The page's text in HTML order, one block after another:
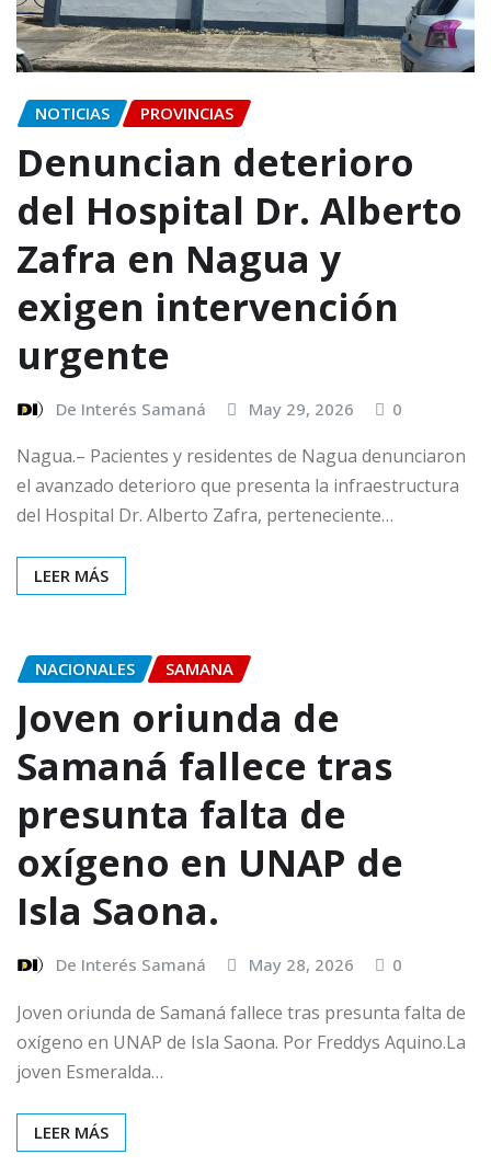
NOTICIAS PROVINCIAS
Denuncian deterioro
del Hospital Dr. Alberto
Zafra en Nagua y
exigen intervención
urgente
De Interés Samaná May 29, 2026 0
Nagua.– Pacientes y residentes de Nagua denunciaron
el avanzado deterioro que presenta la infraestructura
del Hospital Dr. Alberto Zafra, perteneciente…
LEER MÁS
NACIONALES SAMANA
Joven oriunda de
Samaná fallece tras
presunta falta de
oxígeno en UNAP de
Isla Saona.
De Interés Samaná May 28, 2026 0
Joven oriunda de Samaná fallece tras presunta falta de
oxígeno en UNAP de Isla Saona. Por Freddys Aquino.La
joven Esmeralda…
LEER MÁS